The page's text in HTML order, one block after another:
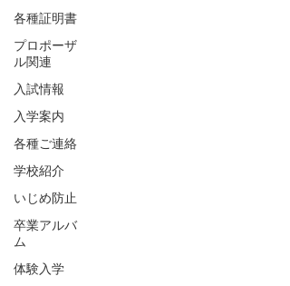
各種証明書
プロポーザ
ル関連
入試情報
入学案内
各種ご連絡
学校紹介
いじめ防止
卒業アルバ
ム
体験入学